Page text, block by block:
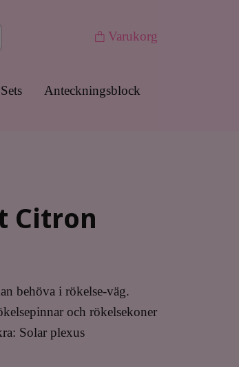
Varukorg
Sets
Anteckningsblock
Citron
behöva i rökelse-väg.
och rökelsekoner
Solar plexus